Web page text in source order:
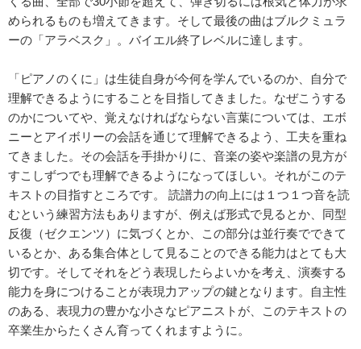
められるものも増えてきます。そして最後の曲はブルクミュラ
ーの「アラベスク」。バイエル終了レベルに達します。
「ピアノのくに」は生徒自身が今何を学んでいるのか、自分で
理解できるようにすることを目指してきました。なぜこうする
のかについてや、覚えなければならない言葉については、エボ
ニーとアイボリーの会話を通じて理解できるよう、工夫を重ね
てきました。その会話を手掛かりに、音楽の姿や楽譜の見方が
すこしずつでも理解できるようになってほしい。それがこのテ
キストの目指すところです。 読譜力の向上には１つ１つ音を読
むという練習方法もありますが、例えば形式で見るとか、同型
反復（ゼクエンツ）に気づくとか、この部分は並行奏でできて
いるとか、ある集合体として見ることのできる能力はとても大
切です。そしてそれをどう表現したらよいかを考え、演奏する
能力を身につけることが表現力アップの鍵となります。自主性
のある、表現力の豊かな小さなピアニストが、このテキストの
卒業生からたくさん育ってくれますように。